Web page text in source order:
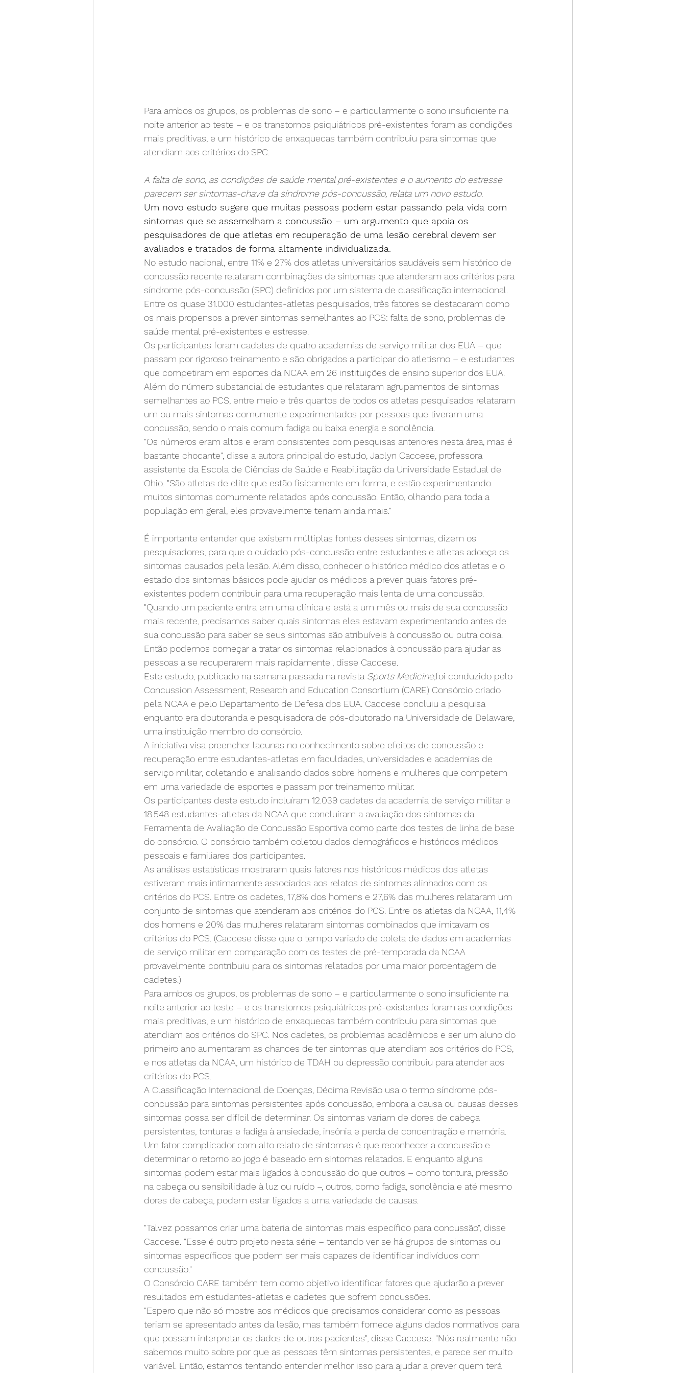
Para ambos os grupos, os problemas de sono – e particularmente o sono insuficiente na
noite anterior ao teste – e os transtornos psiquiátricos pré-existentes foram as condições
mais preditivas, e um histórico de enxaquecas também contribuiu para sintomas que
atendiam aos critérios do SPC.
A falta de sono, as condições de saúde mental pré-existentes e o aumento do estresse
parecem ser sintomas-chave da síndrome pós-concussão, relata um novo estudo.
Um novo estudo sugere que muitas pessoas podem estar passando pela vida com
sintomas que se assemelham a concussão – um argumento que apoia os
pesquisadores de que atletas em recuperação de uma lesão cerebral devem ser
avaliados e tratados de forma altamente individualizada.
No estudo nacional, entre 11% e 27% dos atletas universitários saudáveis sem histórico de
concussão recente relataram combinações de sintomas que atenderam aos critérios para
síndrome pós-concussão (SPC) definidos por um sistema de classificação internacional.
Entre os quase 31.000 estudantes-atletas pesquisados, três fatores se destacaram como
os mais propensos a prever sintomas semelhantes ao PCS: falta de sono, problemas de
saúde mental pré-existentes e estresse.
Os participantes foram cadetes de quatro academias de serviço militar dos EUA – que
passam por rigoroso treinamento e são obrigados a participar do atletismo – e estudantes
que competiram em esportes da NCAA em 26 instituições de ensino superior dos EUA.
Além do número substancial de estudantes que relataram agrupamentos de sintomas
semelhantes ao PCS, entre meio e três quartos de todos os atletas pesquisados relataram
um ou mais sintomas comumente experimentados por pessoas que tiveram uma
concussão, sendo o mais comum fadiga ou baixa energia e sonolência.
"Os números eram altos e eram consistentes com pesquisas anteriores nesta área, mas é
bastante chocante", disse a autora principal do estudo, Jaclyn Caccese, professora
assistente da Escola de Ciências de Saúde e Reabilitação da Universidade Estadual de
Ohio. "São atletas de elite que estão fisicamente em forma, e estão experimentando
muitos sintomas comumente relatados após concussão. Então, olhando para toda a
população em geral, eles provavelmente teriam ainda mais."
É importante entender que existem múltiplas fontes desses sintomas, dizem os
pesquisadores, para que o cuidado pós-concussão entre estudantes e atletas adoeça os
sintomas causados pela lesão. Além disso, conhecer o histórico médico dos atletas e o
estado dos sintomas básicos pode ajudar os médicos a prever quais fatores pré-
existentes podem contribuir para uma recuperação mais lenta de uma concussão.
"Quando um paciente entra em uma clínica e está a um mês ou mais de sua concussão
mais recente, precisamos saber quais sintomas eles estavam experimentando antes de
sua concussão para saber se seus sintomas são atribuíveis à concussão ou outra coisa.
Então podemos começar a tratar os sintomas relacionados à concussão para ajudar as
pessoas a se recuperarem mais rapidamente", disse Caccese.
Este estudo, publicado na semana passada na revista Sports Medicine,foi conduzido pelo
Concussion Assessment, Research and Education Consortium (CARE) Consórcio criado
pela NCAA e pelo Departamento de Defesa dos EUA. Caccese concluiu a pesquisa
enquanto era doutoranda e pesquisadora de pós-doutorado na Universidade de Delaware,
uma instituição membro do consórcio.
A iniciativa visa preencher lacunas no conhecimento sobre efeitos de concussão e
recuperação entre estudantes-atletas em faculdades, universidades e academias de
serviço militar, coletando e analisando dados sobre homens e mulheres que competem
em uma variedade de esportes e passam por treinamento militar.
Os participantes deste estudo incluíram 12.039 cadetes da academia de serviço militar e
18.548 estudantes-atletas da NCAA que concluíram a avaliação dos sintomas da
Ferramenta de Avaliação de Concussão Esportiva como parte dos testes de linha de base
do consórcio. O consórcio também coletou dados demográficos e históricos médicos
pessoais e familiares dos participantes.
As análises estatísticas mostraram quais fatores nos históricos médicos dos atletas
estiveram mais intimamente associados aos relatos de sintomas alinhados com os
critérios do PCS. Entre os cadetes, 17,8% dos homens e 27,6% das mulheres relataram um
conjunto de sintomas que atenderam aos critérios do PCS. Entre os atletas da NCAA, 11,4%
dos homens e 20% das mulheres relataram sintomas combinados que imitavam os
critérios do PCS. (Caccese disse que o tempo variado de coleta de dados em academias
de serviço militar em comparação com os testes de pré-temporada da NCAA
provavelmente contribuiu para os sintomas relatados por uma maior porcentagem de
cadetes.)
Para ambos os grupos, os problemas de sono – e particularmente o sono insuficiente na
noite anterior ao teste – e os transtornos psiquiátricos pré-existentes foram as condições
mais preditivas, e um histórico de enxaquecas também contribuiu para sintomas que
atendiam aos critérios do SPC. Nos cadetes, os problemas acadêmicos e ser um aluno do
primeiro ano aumentaram as chances de ter sintomas que atendiam aos critérios do PCS,
e nos atletas da NCAA, um histórico de TDAH ou depressão contribuiu para atender aos
critérios do PCS.
A Classificação Internacional de Doenças, Décima Revisão usa o termo síndrome pós-
concussão para sintomas persistentes após concussão, embora a causa ou causas desses
sintomas possa ser difícil de determinar. Os sintomas variam de dores de cabeça
persistentes, tonturas e fadiga à ansiedade, insônia e perda de concentração e memória.
Um fator complicador com alto relato de sintomas é que reconhecer a concussão e
determinar o retorno ao jogo é baseado em sintomas relatados. E enquanto alguns
sintomas podem estar mais ligados à concussão do que outros – como tontura, pressão
na cabeça ou sensibilidade à luz ou ruído –, outros, como fadiga, sonolência e até mesmo
dores de cabeça, podem estar ligados a uma variedade de causas.
"Talvez possamos criar uma bateria de sintomas mais específico para concussão", disse
Caccese. "Esse é outro projeto nesta série – tentando ver se há grupos de sintomas ou
sintomas específicos que podem ser mais capazes de identificar indivíduos com
concussão."
O Consórcio CARE também tem como objetivo identificar fatores que ajudarão a prever
resultados em estudantes-atletas e cadetes que sofrem concussões.
"Espero que não só mostre aos médicos que precisamos considerar como as pessoas
teriam se apresentado antes da lesão, mas também fornece alguns dados normativos para
que possam interpretar os dados de outros pacientes", disse Caccese. "Nós realmente não
sabemos muito sobre por que as pessoas têm sintomas persistentes, e parece ser muito
variável. Então, estamos tentando entender melhor isso para ajudar a prever quem terá